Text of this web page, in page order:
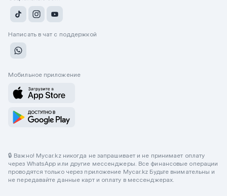
Написать в чат с поддержкой
Мобильное приложение
🔒 Важно! Mycar.kz никогда не запрашивает и не принимает оплату
через WhatsApp или другие мессенджеры. Все финансовые операции
проводятся только через приложение Mycar.kz Будьте внимательны и
не передавайте данные карт и оплату в мессенджерах.